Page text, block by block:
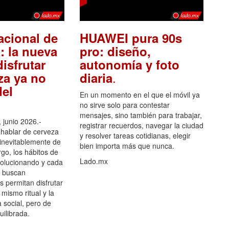
de
la nueva
ya no
junio 2026.-
de cerveza
de
los hábitos de
y cada
permitan disfrutar
ritual y la
social, pero de
HUAWEI pura 90s
pro: diseño,
autonomía y foto
diaria.
En un momento en el que el móvil ya
no sirve solo para contestar
mensajes, sino también para trabajar,
registrar recuerdos, navegar la ciudad
y resolver tareas cotidianas, elegir
bien importa más que nunca.
Lado.mx